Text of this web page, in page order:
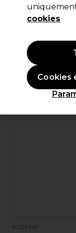
(0)
14,40 €Hors
P039467
cookies
Cookies